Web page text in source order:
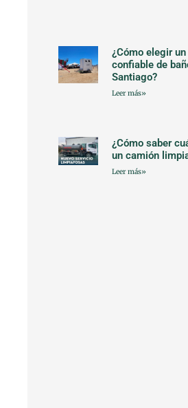
¿Cómo elegir
confiable de
Santiago?
Leer más»
¿Cómo saber
un camión
Leer más»